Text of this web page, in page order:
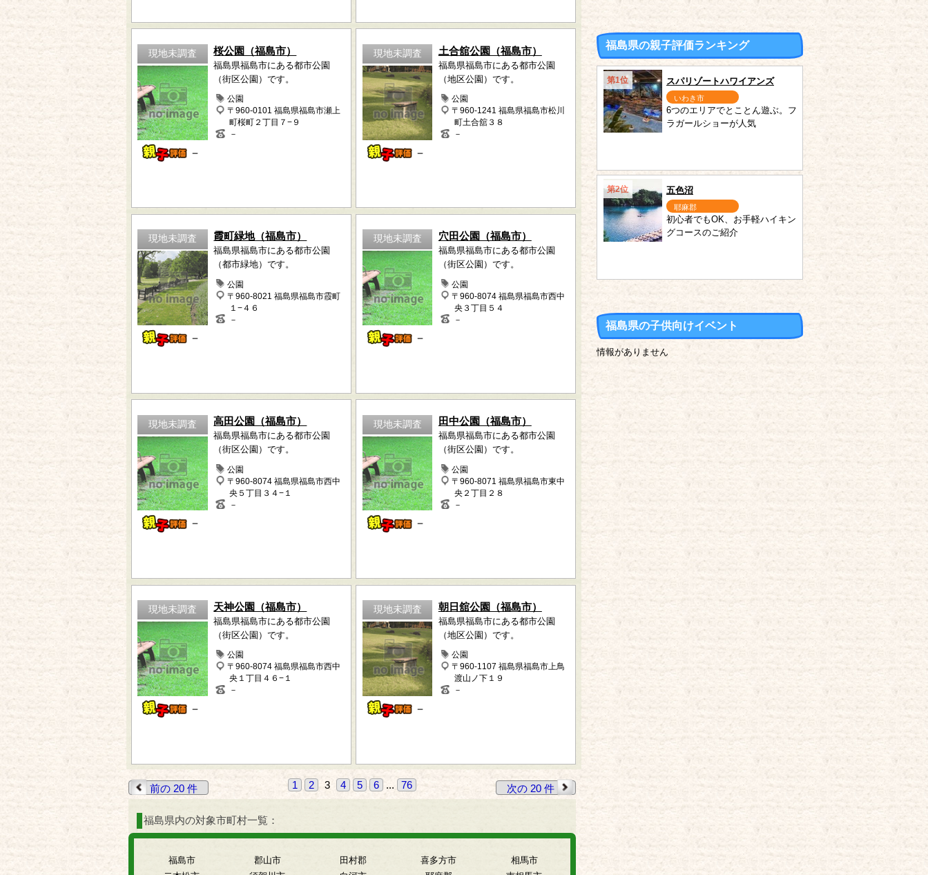
現地未調査
－
桜公園（福島市）
福島県福島市にある都市公園
（街区公園）です。
公園
〒960-0101 福島県福島市瀬上
町桜町２丁目７−９
－
現地未調査
－
土合舘公園（福島市）
福島県福島市にある都市公園
（地区公園）です。
公園
〒960-1241 福島県福島市松川
町土合舘３８
－
現地未調査
－
霞町緑地（福島市）
福島県福島市にある都市公園
（都市緑地）です。
公園
〒960-8021 福島県福島市霞町
１−４６
－
現地未調査
－
穴田公園（福島市）
福島県福島市にある都市公園
（街区公園）です。
公園
〒960-8074 福島県福島市西中
央３丁目５４
－
現地未調査
－
高田公園（福島市）
福島県福島市にある都市公園
（街区公園）です。
公園
〒960-8074 福島県福島市西中
央５丁目３４−１
－
現地未調査
－
田中公園（福島市）
福島県福島市にある都市公園
（街区公園）です。
公園
〒960-8071 福島県福島市東中
央２丁目２８
－
現地未調査
－
天神公園（福島市）
福島県福島市にある都市公園
（街区公園）です。
公園
〒960-8074 福島県福島市西中
央１丁目４６−１
－
現地未調査
－
朝日舘公園（福島市）
福島県福島市にある都市公園
（地区公園）です。
公園
〒960-1107 福島県福島市上鳥
渡山ノ下１９
－
前の 20 件 1 2 3 4 5 6 ... 76 次の 20 件
福島県内の対象市町村一覧：
福島市
郡山市
田村郡
喜多方市
相馬市
福島県の親子評価ランキング
第1位 スパリゾートハワイアンズ
いわき市
6つのエリアでとことん遊ぶ。フ
ラガールショーが人気
第2位 五色沼
耶麻郡
初心者でもOK、お手軽ハイキン
グコースのご紹介
福島県の子供向けイベント
情報がありません